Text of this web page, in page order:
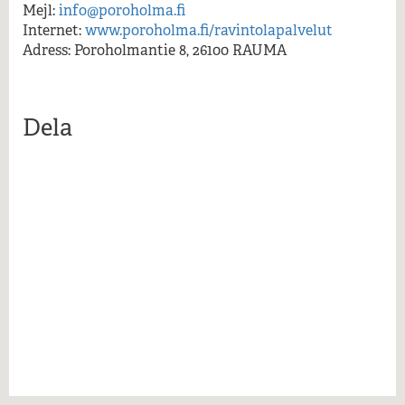
Mejl:info@poroholma.fi
Internet:www.poroholma.fi/ravintolapalvelut
Adress: Poroholmantie 8, 26100 RAUMA
Dela